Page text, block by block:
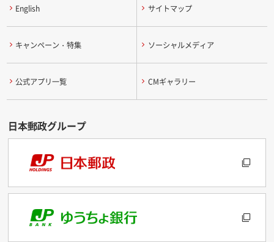
English サイトマップ
キャンペーン・特集 ソーシャルメディア
公式アプリ一覧 CMギャラリー